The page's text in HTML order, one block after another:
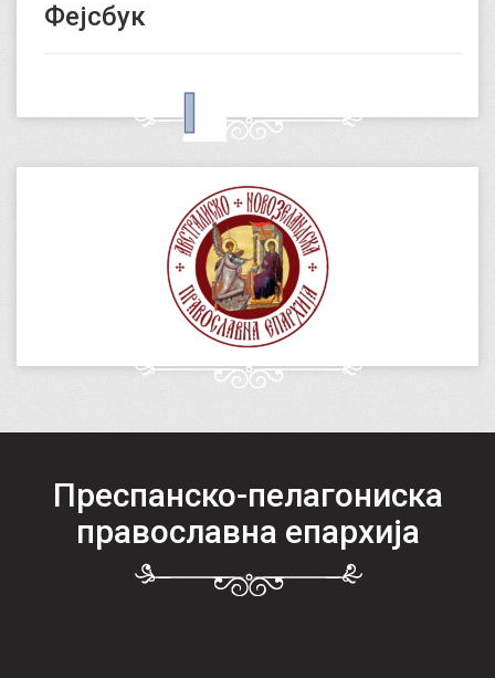
Фејсбук
Преспанско-пелагониска
православна епархија